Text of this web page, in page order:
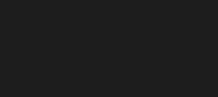
GYÁRI MUNKÁK - VÁC -